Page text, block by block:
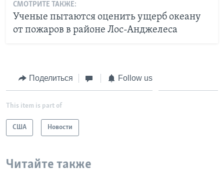
СМОТРИТЕ ТАКЖЕ:
Ученые пытаются оценить ущерб океану
от пожаров в районе Лос-Анджелеса
Поделиться Follow us
This item is part of
США Новости
Читайте также